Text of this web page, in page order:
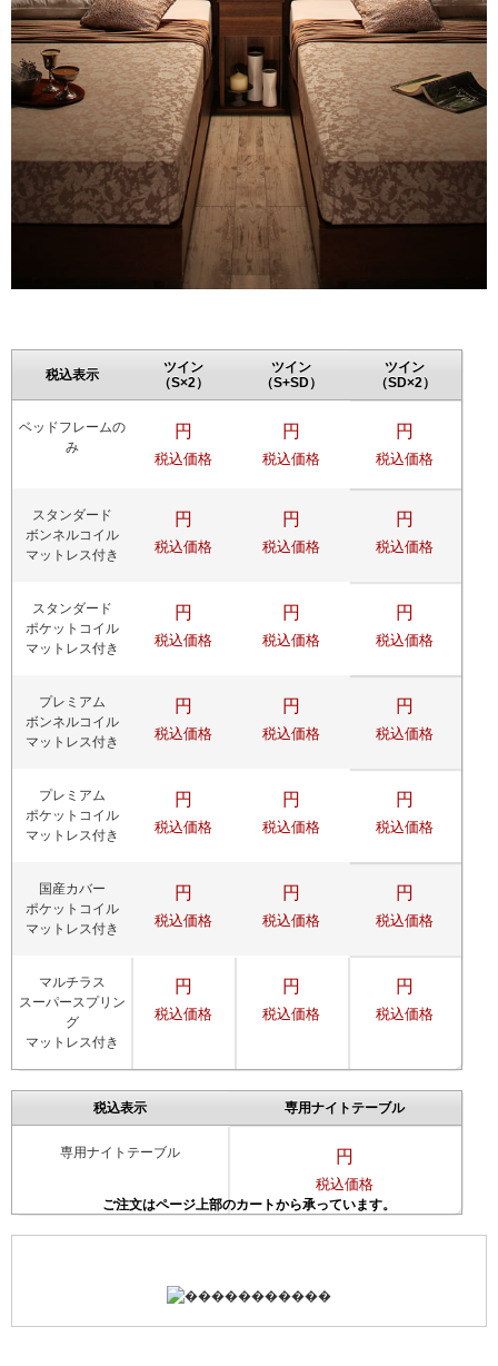
税込表示
ツイン
（S×2）
ツイン
（S+SD）
ツイン
（SD×2）
ベッドフレームの
み
円
税込価格
円
税込価格
円
税込価格
スタンダード
ボンネルコイル
マットレス付き
円
税込価格
円
税込価格
円
税込価格
スタンダード
ポケットコイル
マットレス付き
円
税込価格
円
税込価格
円
税込価格
プレミアム
ボンネルコイル
マットレス付き
円
税込価格
円
税込価格
円
税込価格
プレミアム
ポケットコイル
マットレス付き
円
税込価格
円
税込価格
円
税込価格
国産カバー
ポケットコイル
マットレス付き
円
税込価格
円
税込価格
円
税込価格
マルチラス
スーパースプリン
グ
マットレス付き
円
税込価格
円
税込価格
円
税込価格
税込表示 専用ナイトテーブル
専用ナイトテーブル 円
税込価格